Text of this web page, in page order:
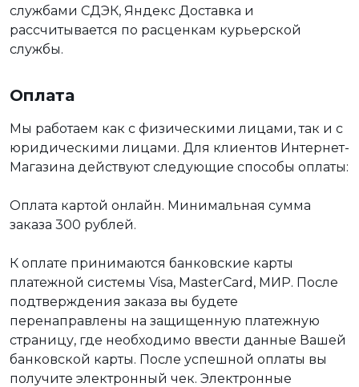
службами СДЭК, Яндекс Доставка и
рассчитывается по расценкам курьерской
службы.
Оплата
Мы работаем как с физическими лицами, так и с
юридическими лицами. Для клиентов Интернет-
Магазина действуют следующие способы оплаты:
Оплата картой онлайн. Минимальная сумма
заказа 300 рублей.
К оплате принимаются банковские карты
платежной системы Visa, MasterCard, МИР. После
подтверждения заказа вы будете
перенаправлены на защищенную платежную
страницу, где необходимо ввести данные Вашей
банковской карты. После успешной оплаты вы
получите электронный чек. Электронные